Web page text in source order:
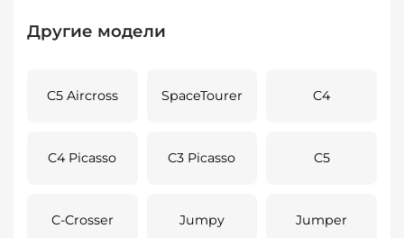
Другие модели
C5 Aircross SpaceTourer C4
C4 Picasso C3 Picasso C5
C-Crosser Jumpy Jumper